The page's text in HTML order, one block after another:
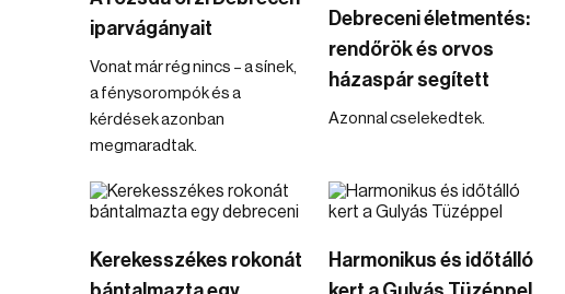
iparvágányait
Vonat már rég nincs – a sínek,
a fénysorompók és a
kérdések azonban
megmaradtak.
Debreceni életmentés:
rendőrök és orvos
házaspár segített
Azonnal cselekedtek.
Kerekesszékes rokonát
Harmonikus és időtálló